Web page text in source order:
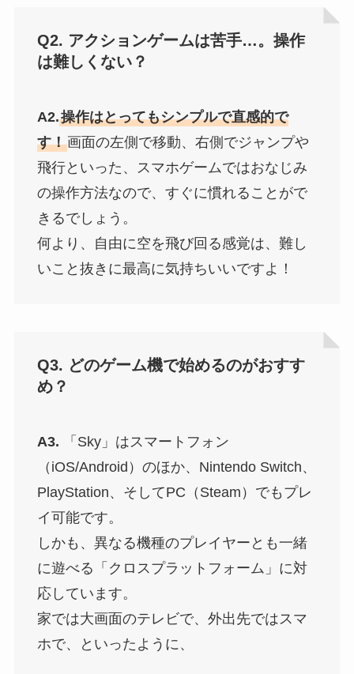
Q2. アクションゲームは苦手…。操作
は難しくない？
A2.操作はとってもシンプルで直感的で
す！画面の左側で移動、右側でジャンプや
飛行といった、スマホゲームではおなじみ
の操作方法なので、すぐに慣れることがで
きるでしょう。
何より、自由に空を飛び回る感覚は、難し
いこと抜きに最高に気持ちいいですよ！
Q3. どのゲーム機で始めるのがおすす
め？
A3. 「Sky」はスマートフォン
（iOS/Android）のほか、Nintendo Switch、
PlayStation、そしてPC（Steam）でもプレ
イ可能です。
しかも、異なる機種のプレイヤーとも一緒
に遊べる「クロスプラットフォーム」に対
応しています。
家では大画面のテレビで、外出先ではスマ
ホで、といったように、